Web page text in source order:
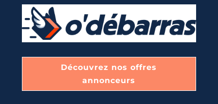
Découvrez nos offres
annonceurs
1